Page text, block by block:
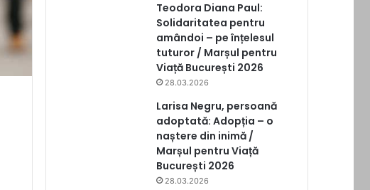
Teodora Diana Paul:
Solidaritatea pentru
amândoi – pe înțelesul
tuturor / Marșul pentru
Viață București 2026
28.03.2026
Larisa Negru, persoană
adoptată: Adopția – o
naștere din inimă /
Marșul pentru Viață
București 2026
28.03.2026